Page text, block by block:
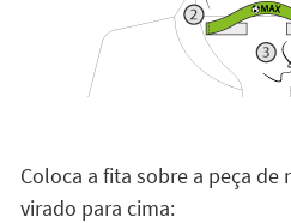
Coloca a fita sobre a peça
virado para cima: